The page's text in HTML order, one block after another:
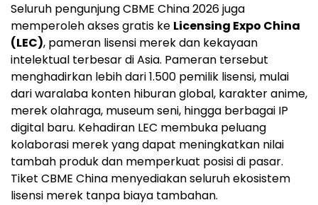
Seluruh pengunjung CBME China 2026 juga
memperoleh akses gratis ke Licensing Expo China
(LEC), pameran lisensi merek dan kekayaan
intelektual terbesar di Asia. Pameran tersebut
menghadirkan lebih dari 1.500 pemilik lisensi, mulai
dari waralaba konten hiburan global, karakter anime,
merek olahraga, museum seni, hingga berbagai IP
digital baru. Kehadiran LEC membuka peluang
kolaborasi merek yang dapat meningkatkan nilai
tambah produk dan memperkuat posisi di pasar.
Tiket CBME China menyediakan seluruh ekosistem
lisensi merek tanpa biaya tambahan.